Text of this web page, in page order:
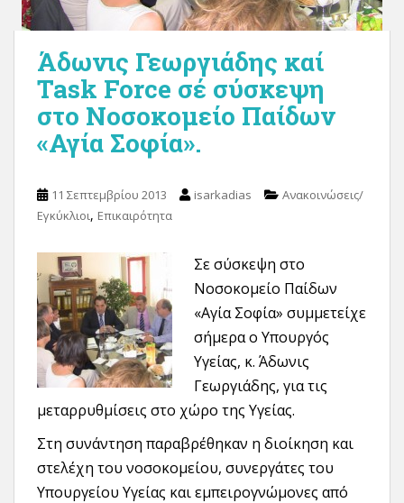
Άδωνις Γεωργιάδης καί
Task Force σέ σύσκεψη
στο Νοσοκομείο Παίδων
«Αγία Σοφία».
11 Σεπτεμβρίου 2013 isarkadias
Ανακοινώσεις/
Εγκύκλιοι, Επικαιρότητα
Σε σύσκεψη στο
Νοσοκομείο Παίδων
«Αγία Σοφία» συμμετείχε
σήμερα ο Υπουργός
Υγείας, κ. Άδωνις
Γεωργιάδης, για τις
μεταρρυθμίσεις στο χώρο της Υγείας.
Στη συνάντηση παραβρέθηκαν η διοίκηση και
στελέχη του νοσοκομείου, συνεργάτες του
Υπουργείου Υγείας και εμπειρογνώμονες από